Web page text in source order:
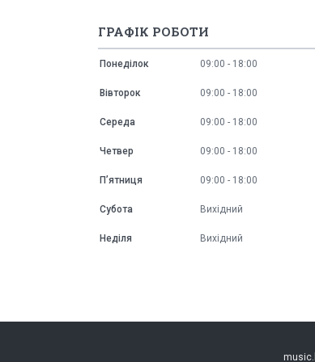
ГРАФІК РОБОТИ
Понеділок 09:00 18:00
Вівторок 09:00 18:00
Середа 09:00 18:00
Четвер 09:00 18:00
Пʼятниця 09:00 18:00
Субота Вихідний
Неділя Вихідний